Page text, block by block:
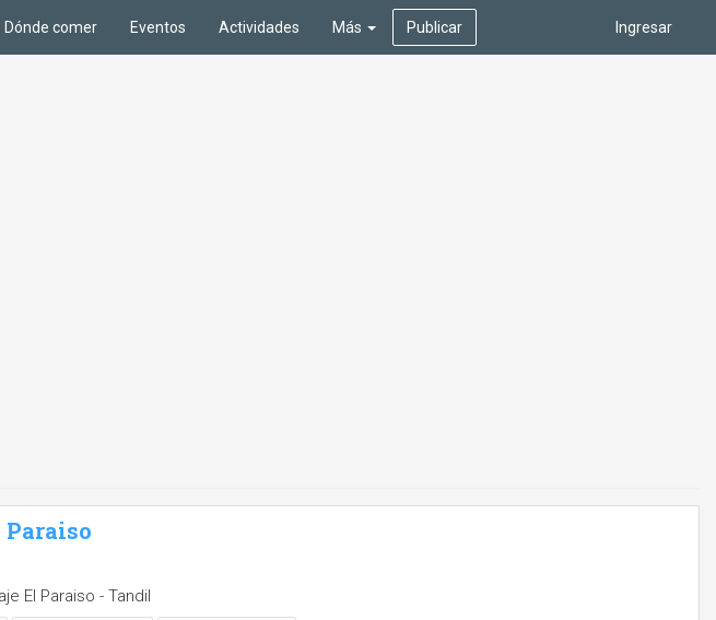
Ingresar
Dónde comer Eventos Actividades Más Publicar
Paraiso
El Paraiso - Tandil